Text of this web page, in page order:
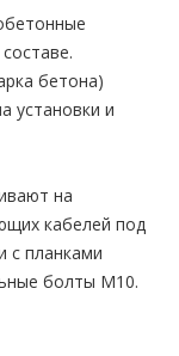
бетона)
установки и
на
кабелей под
с планками
болты М10.